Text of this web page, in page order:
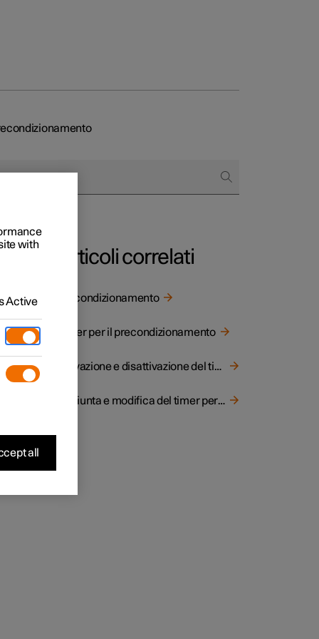
e aziende
finanziamento
il dito
Articoli correlati
Precondizionamento
Timer per il precondizionamento
Attivazione e disattivazione del timer per il precondizionamento
Aggiunta e modifica del timer per il precondizionamento
with
Active
all